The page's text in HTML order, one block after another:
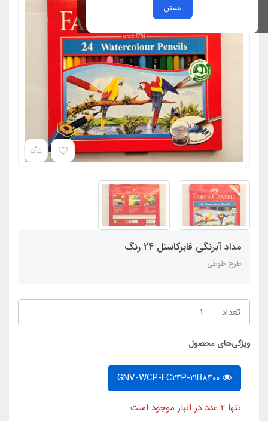
بستن
مداد آبرنگی فابرکاستل 24 رنگ
طرح طوطی
تعداد
ویژگی‌های محصول
تنها 2 عدد در انبار موجود است